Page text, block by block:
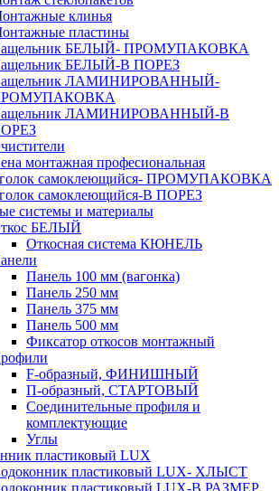
клинья
пластины
БЕЛЫЙ- ПРОМУПАКОВКА
БЕЛЫЙ-В ПОРЕЗ
ЛАМИНИРОВАННЫЙ-
ЛАМИНИРОВАННЫЙ-В
монтажная професиональная
самоклеющийся- ПРОМУПАКОВКА
самоклеющийся-В ПОРЕЗ
системы и материалы
БЕЛЫЙ
Откосная система КЮНЕЛЬ
Панель 100 мм (вагонка)
Панель 250 мм
Панель 375 мм
Панель 500 мм
Фиксатор откосов монтажный
F-образный, ФИНИШНЫЙ
П-образный, СТАРТОВЫЙ
Соединительные профиля и
комплектующие
Углы
пластиковый LUX
пластиковый LUX- ХЛЫСТ
пластиковый LUX-В РАЗМЕР